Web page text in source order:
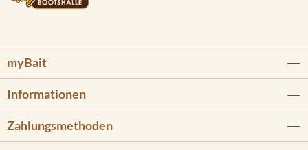
myBait
Informationen
Zahlungsmethoden